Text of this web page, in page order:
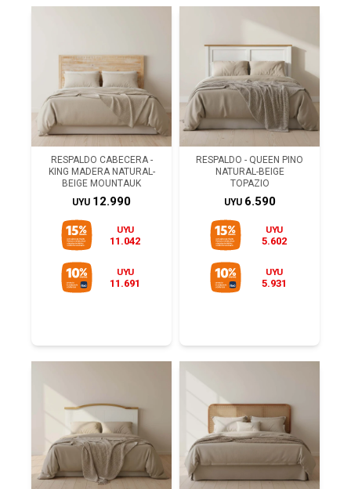
RESPALDO CABECERA -
KING MADERA NATURAL-
BEIGE MOUNTAUK
UYU 12.990
UYU
11.042
UYU
11.691
RESPALDO - QUEEN PINO
NATURAL-BEIGE
TOPAZIO
UYU 6.590
UYU
5.602
UYU
5.931